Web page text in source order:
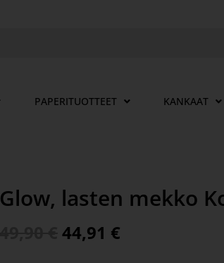
PAPERITUOTTEET KANKAAT
Glow, lasten mekko
44,91 €